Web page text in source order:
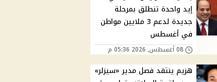
إيد واحدة تنطلق بمرحلة
جديدة لدعم 3 ملايين مواطن
في أغسطس
08 أغسطس, 2026 05:36 م
هزيم ينتقد فصل مدير «سيزلر»